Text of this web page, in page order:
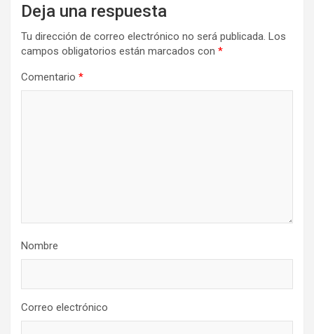
Deja una respuesta
Tu dirección de correo electrónico no será publicada. Los
campos obligatorios están marcados con *
Comentario *
Nombre
Correo electrónico